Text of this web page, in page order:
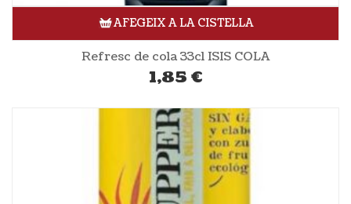
AFEGEIX A LA CISTELLA
Refresc de cola 33cl ISIS COLA
1,85 €